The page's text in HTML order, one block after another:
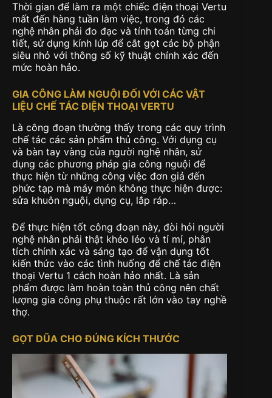
Thời gian để làm ra một chiếc điện thoại Vertu
mất đến hàng tuần làm việc, trong đó các
nghệ nhân phải đo đạc và tính toán từng chi
tiết, sử dụng kính lúp để cắt gọt các bộ phận
siêu nhỏ với thông số kỹ thuật chính xác đến
mức hoàn hảo.
GIA CÔNG LÀM NGUỘI ĐỐI VỚI CÁC VẬT
LIỆU CHẾ TÁC ĐIỆN THOẠI VERTU
Là công đoạn thường thấy trong các quy trình
chế tác các sản phẩm thủ công. Với dụng cụ
và bàn tay vàng của người nghệ nhân, sử
dụng các phương pháp gia công nguội để
thực hiện từ những công việc đơn giả đến
phức tạp mà máy món không thực hiện được:
sửa khuôn nguội, dụng cụ, lắp ráp…
Để thực hiện tốt công đoạn này, đòi hỏi người
nghệ nhân phải thật khéo léo và tỉ mỉ, phân
tích chính xác và sáng tạo để vận dụng tốt
kiến thức vào các tình huống để chế tác điện
thoại Vertu 1 cách hoàn hảo nhất. Là sản
phẩm được làm hoàn toàn thủ công nên chất
lượng gia công phụ thuộc rất lớn vào tay nghề
thợ.
GỌT DŨA CHO ĐÚNG KÍCH THƯỚC